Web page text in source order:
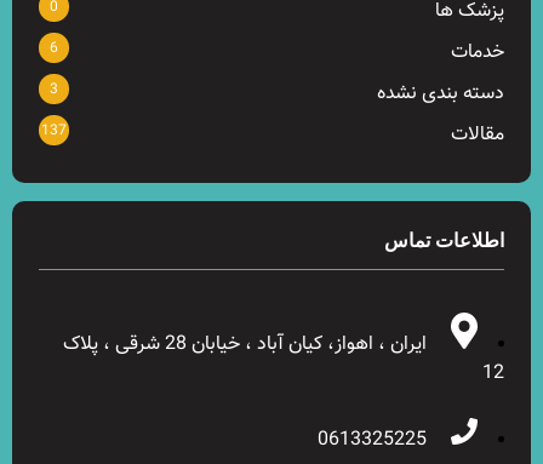
پزشک ها 0
خدمات 6
دسته بندی نشده 3
مقالات 137
اطلاعات تماس
ایران ، اهواز، کیان آباد ، خیابان 28 شرقی ، پلاک
12
0613325225